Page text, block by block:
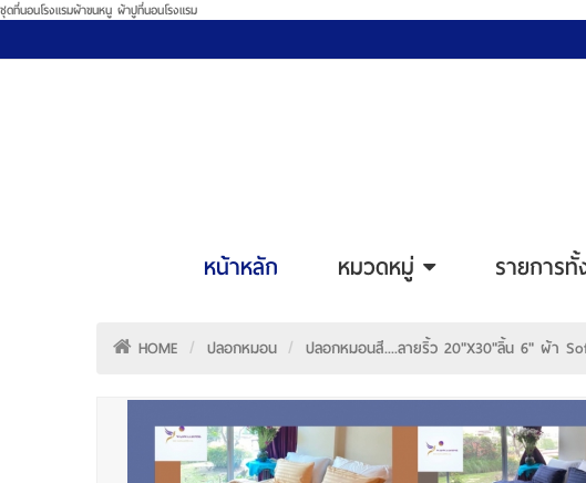
ชุดที่นอนโรงแรมผ้าขนหนู ผ้าปูที่นอนโรงแรม
หน้าหลัก หมวดหมู่ รายการ
HOME ปลอกหมอน ปลอกหมอนสี....ลายริ้ว 20"x30"ลิ้น 6" ผ้า